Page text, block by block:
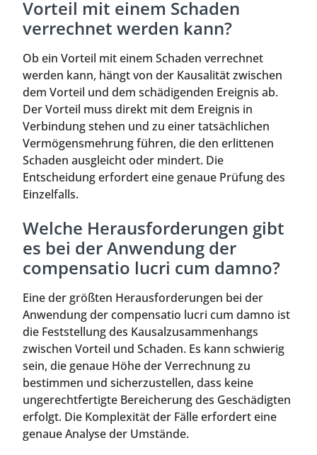
Vorteil mit einem Schaden
verrechnet werden kann?
Ob ein Vorteil mit einem Schaden verrechnet
werden kann, hängt von der Kausalität zwischen
dem Vorteil und dem schädigenden Ereignis ab.
Der Vorteil muss direkt mit dem Ereignis in
Verbindung stehen und zu einer tatsächlichen
Vermögensmehrung führen, die den erlittenen
Schaden ausgleicht oder mindert. Die
Entscheidung erfordert eine genaue Prüfung des
Einzelfalls.
Welche Herausforderungen gibt
es bei der Anwendung der
compensatio lucri cum damno?
Eine der größten Herausforderungen bei der
Anwendung der compensatio lucri cum damno ist
die Feststellung des Kausalzusammenhangs
zwischen Vorteil und Schaden. Es kann schwierig
sein, die genaue Höhe der Verrechnung zu
bestimmen und sicherzustellen, dass keine
ungerechtfertigte Bereicherung des Geschädigten
erfolgt. Die Komplexität der Fälle erfordert eine
genaue Analyse der Umstände.